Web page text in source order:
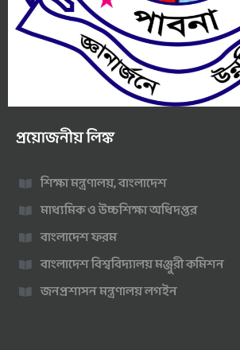
প্রয়োজনীয় লিঙ্ক
শিক্ষা মন্ত্রণালয়, বাংলাদেশ
মাধ্যমিক ও উচ্চশিক্ষা অধিদপ্তর
বাংলাদেশ ফরম
বাংলাদেশ বিশ্ববিদ্যালয় মঞ্জুরী কমিশন
জনপ্রশাসন মন্ত্রণালয় লগইন